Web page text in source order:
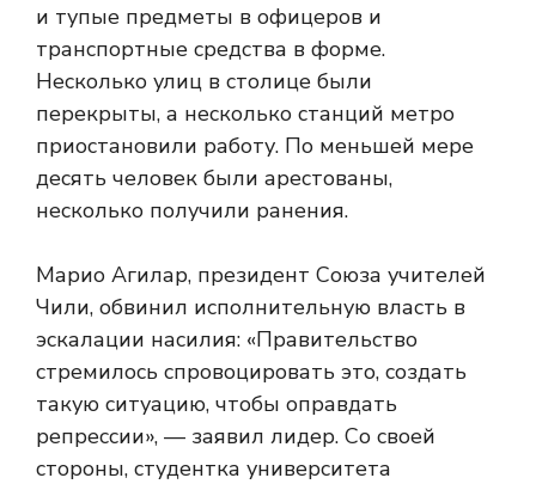
и тупые предметы в офицеров и
транспортные средства в форме.
Несколько улиц в столице были
перекрыты, а несколько станций метро
приостановили работу. По меньшей мере
десять человек были арестованы,
несколько получили ранения.
Марио Агилар, президент Союза учителей
Чили, обвинил исполнительную власть в
эскалации насилия: «Правительство
стремилось спровоцировать это, создать
такую ​​ситуацию, чтобы оправдать
репрессии», — заявил лидер. Со своей
стороны, студентка университета